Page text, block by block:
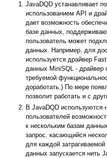
JavaDQD устанавливает
использованием API и
дает возможность
базе данных,
пользователь может
данных. Например, для
используется драйвер
данных MiniSQL - драйвер
требуемой
доработать.) По мере
позволит работать и с
В JavaDQD используются
пользователей
к нескольким базам
запрос, касающийся
для каждой
данных запускается нить